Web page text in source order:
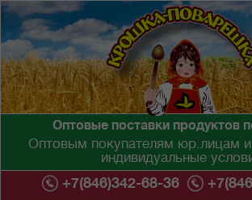
Оптовые поставки продуктов
Оптовым покупателям юр.лицам
индивидуальные
+7(846)342-68-36